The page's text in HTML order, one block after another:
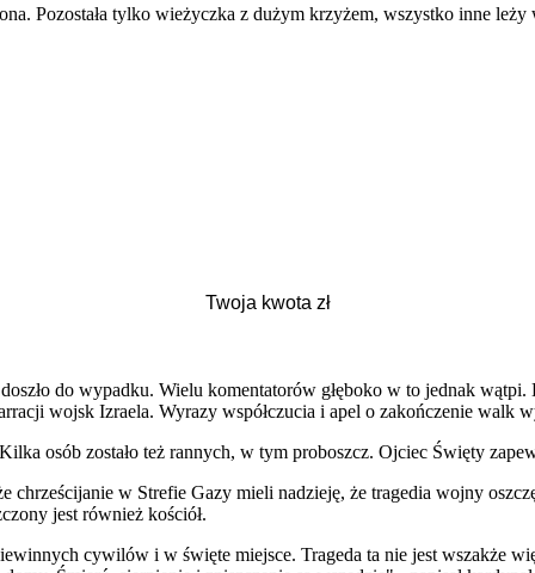
Pozostała tylko wieżyczka z dużym krzyżem, wszystko inne leży
do wypadku. Wielu komentatorów głęboko w to jednak
wojsk Izraela. Wyrazy współczucia i apel o zakończenie walk
osób zostało też rannych, w tym proboszcz. Ojciec Święty
chrześcijanie w Strefie Gazy mieli nadzieję, że tragedia wojny
jest również kościół.
cywilów i w święte miejsce. Trageda ta nie jest wszakże